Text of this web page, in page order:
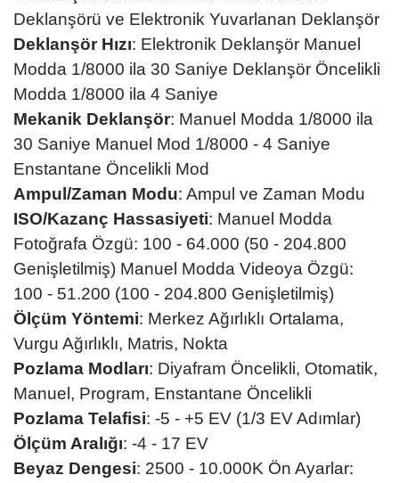
Deklanşörü ve Elektronik Yuvarlanan Deklanşör
Deklanşör Hızı: Elektronik Deklanşör Manuel
Modda 1/8000 ila 30 Saniye Deklanşör Öncelikli
Modda 1/8000 ila 4 Saniye
Mekanik Deklanşör: Manuel Modda 1/8000 ila
30 Saniye Manuel Mod 1/8000 - 4 Saniye
Enstantane Öncelikli Mod
Ampul/Zaman Modu: Ampul ve Zaman Modu
ISO/Kazanç Hassasiyeti: Manuel Modda
Fotoğrafa Özgü: 100 - 64.000 (50 - 204.800
Genişletilmiş) Manuel Modda Videoya Özgü:
100 - 51.200 (100 - 204.800 Genişletilmiş)
Ölçüm Yöntemi: Merkez Ağırlıklı Ortalama,
Vurgu Ağırlıklı, Matris, Nokta
Pozlama Modları: Diyafram Öncelikli, Otomatik,
Manuel, Program, Enstantane Öncelikli
Pozlama Telafisi: -5 - +5 EV (1/3 EV Adımlar)
Ölçüm Aralığı: -4 - 17 EV
Beyaz Dengesi: 2500 - 10.000K Ön Ayarlar: